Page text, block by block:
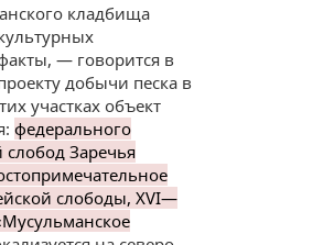
кладбища
— говорится в
добычи песка в
участках объект
федерального
Заречья
слободы, XVI—